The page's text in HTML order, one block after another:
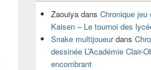
Zaouiya dans Chronique
Kaisen – Le tournoi des
Snake multijoueurdans
dessinée L’Académie Clair-
encombrant